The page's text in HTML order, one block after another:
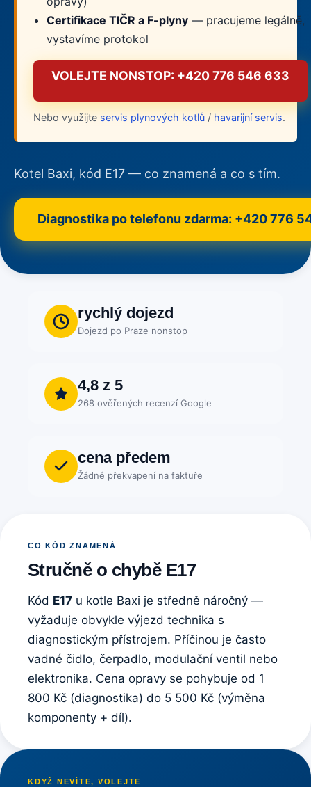
Certifikace TIČR a F-plyny — pracujeme legálně,
vystavíme protokol
VOLEJTE NONSTOP: +420 776 546 633
Nebo využijte servis plynových kotlů / havarijní servis.
Kotel Baxi, kód E17 — co znamená a co s tím.
Diagnostika po telefonu zdarma: +420 776
rychlý dojezd
Dojezd po Praze nonstop
4,8 z 5
268 ověřených recenzí Google
cena předem
Žádné překvapení na faktuře
CO KÓD ZNAMENÁ
Stručně o chybě E17
Kód E17 u kotle Baxi je středně náročný —
vyžaduje obvykle výjezd technika s
diagnostickým přístrojem. Příčinou je často
vadné čidlo, čerpadlo, modulační ventil nebo
elektronika. Cena opravy se pohybuje od 1
800 Kč (diagnostika) do 5 500 Kč (výměna
komponenty + díl).
KDYŽ NEVÍTE, VOLEJTE